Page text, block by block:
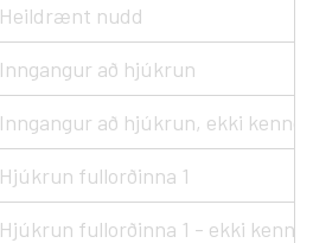
Heildrænt nudd
Inngangur að hjúkrun
Inngangur að hjúkrun, ekki
Hjúkrun fullorðinna 1
Hjúkrun fullorðinna 1 - ekki